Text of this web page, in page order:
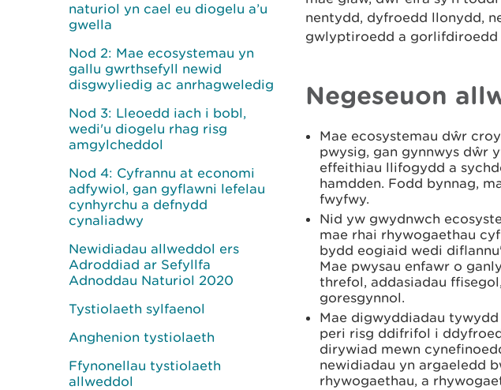
naturiol yn cael eu diogelu a’u
gwella
Nod 2: Mae ecosystemau yn
gallu gwrthsefyll newid
disgwyliedig ac anrhagweledig
Nod 3: Lleoedd iach i bobl,
wedi'u diogelu rhag risg
amgylcheddol
Nod 4: Cyfrannu at economi
adfywiol, gan gyflawni lefelau
cynhyrchu a defnydd
cynaliadwy
Newidiadau allweddol ers
Adroddiad ar Sefyllfa
Adnoddau Naturiol 2020
Tystiolaeth sylfaenol
Anghenion tystiolaeth
Ffynonellau tystiolaeth
allweddol
nentydd, dyfroedd llonydd,
gwlyptiroedd a
Negeseuon
Mae ecosystemau dŵr
pwysig, gan gynnwys dŵr
effeithiau llifogydd a
hamdden. Fodd bynnag,
fwyfwy.
Nid yw gwydnwch
mae rhai rhywogaethau
bydd eogiaid wedi
Mae pwysau enfawr o
threfol, addasiadau
goresgynnol.
Mae digwyddiadau
peri risg ddifrifol i
dirywiad mewn
newidiadau yn argaeledd
rhywogaethau, a